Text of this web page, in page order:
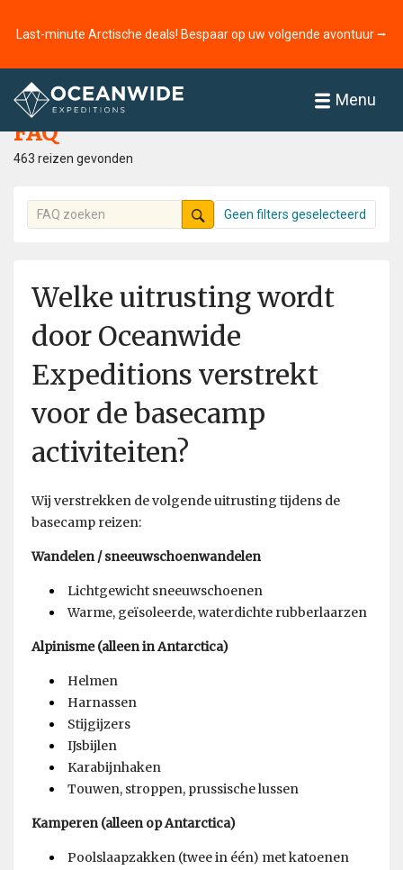
Last-minute Arctische deals! Bespaar op uw volgende avontuur ⭢
Menu
Home
FAQ
463 reizen gevonden
Geen filters geselecteerd
Welke uitrusting wordt
door Oceanwide
Expeditions verstrekt
voor de basecamp
activiteiten?
Wij verstrekken de volgende uitrusting tijdens de
basecamp reizen:
Wandelen / sneeuwschoenwandelen
Lichtgewicht sneeuwschoenen
Warme, geïsoleerde, waterdichte rubberlaarzen
Alpinisme (alleen in Antarctica)
Helmen
Harnassen
Stijgijzers
IJsbijlen
Karabijnhaken
Touwen, stroppen, prussische lussen
Kamperen (alleen op Antarctica)
Poolslaapzakken (twee in één) met katoenen